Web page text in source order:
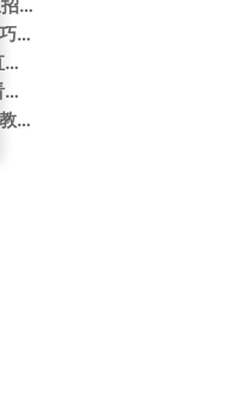
人在海外，网易云音乐变“灰色”？三招教你解锁完整曲库，告别歌词不同步！
海外华人看不了国内视频？3个小技巧让你追剧听歌不再卡顿
海外华人必看！周深周末音乐专场直播指南，解决地区限制轻松听歌
电视剧醉梦阵容官宣，海外如何观看腾讯视频？
海外华人看不了《小小的我》？3招教你解除地区限制，追剧零时差